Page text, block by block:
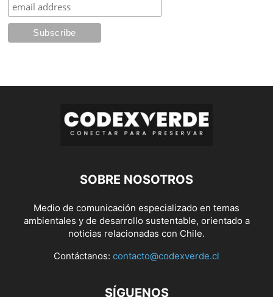
SOBRE NOSOTROS
Medio de comunicación especializado en temas
ambientales y de desarrollo sustentable, orientado a
noticias relacionadas con Chile.
Contáctanos: contacto@codexverde.cl
SÍGUENOS